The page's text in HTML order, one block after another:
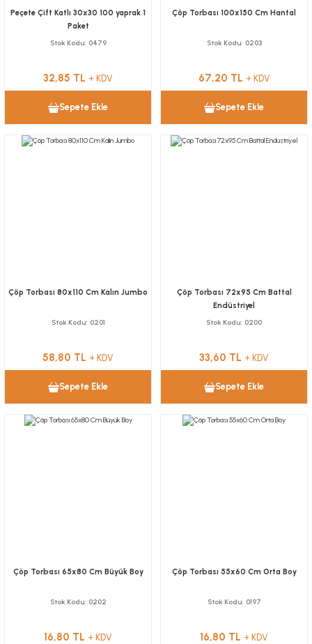
Peçete Çift Katlı 30x30 100 yaprak 1
Paket
Stok Kodu 0479
32,85 TL + KDV
Sepete Ekle
Çöp Torbası 100x150 Cm Hantal
Stok Kodu 0203
67,20 TL + KDV
Sepete Ekle
Çöp Torbası 80x110 Cm Kalın Jumbo
Stok Kodu 0201
58,80 TL + KDV
Sepete Ekle
Çöp Torbası 72x95 Cm Battal
Endüstriyel
Stok Kodu 0200
33,60 TL + KDV
Sepete Ekle
Çöp Torbası 65x80 Cm Büyük Boy
Stok Kodu 0202
16,80 TL + KDV
Çöp Torbası 55x60 Cm Orta Boy
Stok Kodu 0197
16,80 TL + KDV